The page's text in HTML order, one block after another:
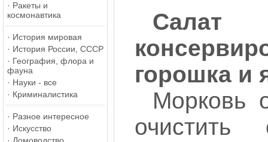
· Ракеты и
космонавтика
· История мировая
· История России, СССР
· География, флора и
фауна
· Науки - все
· Криминалистика
· Разное интересное
· Искусство
Салат
горошка и
Морковь